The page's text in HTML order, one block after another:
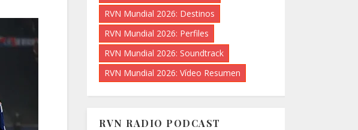
RVN Mundial 2026: Destinos
RVN Mundial 2026: Perfiles
RVN Mundial 2026: Soundtrack
RVN Mundial 2026: Vídeo Resumen
RVN RADIO PODCAST